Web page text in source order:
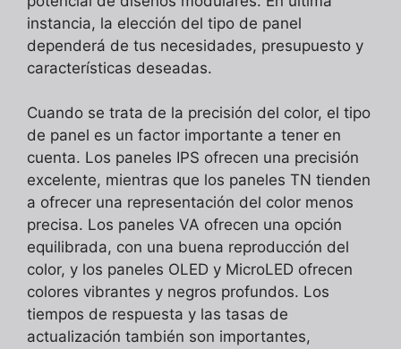
instancia, la elección del tipo de panel
dependerá de tus necesidades, presupuesto y
características deseadas.
Cuando se trata de la precisión del color, el tipo
de panel es un factor importante a tener en
cuenta. Los paneles IPS ofrecen una precisión
excelente, mientras que los paneles TN tienden
a ofrecer una representación del color menos
precisa. Los paneles VA ofrecen una opción
equilibrada, con una buena reproducción del
color, y los paneles OLED y MicroLED ofrecen
colores vibrantes y negros profundos. Los
tiempos de respuesta y las tasas de
actualización también son importantes,